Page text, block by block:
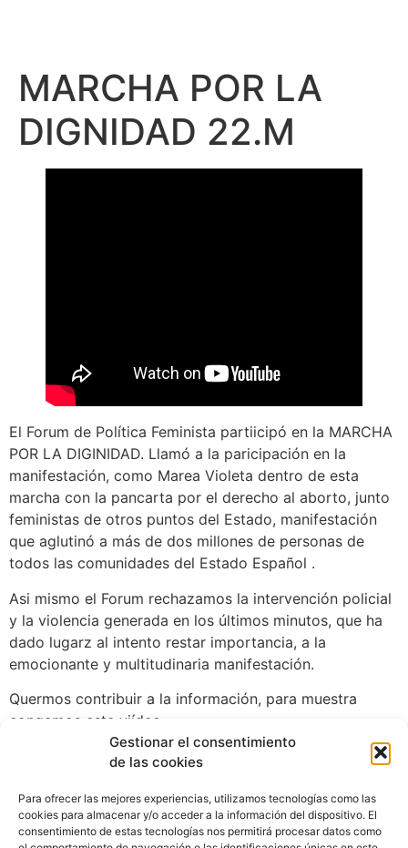
Gestionar el consentimiento
de las cookies
Para ofrecer las mejores experiencias, utilizamos tecnologías como las
cookies para almacenar y/o acceder a la información del dispositivo. El
consentimiento de estas tecnologías nos permitirá procesar datos como
MARCHA POR LA
DIGNIDAD 22.M
El Forum de Política Feminista partiicipó en la MARCHA
POR LA DIGINIDAD. Llamó a la paricipación en la
manifestación, como Marea Violeta dentro de esta
marcha con la pancarta por el derecho al aborto, junto
feministas de otros puntos del Estado, manifestación
que aglutinó a más de dos millones de personas de
todos las comunidades del Estado Español .
Asi mismo el Forum rechazamos la intervención policial
y la violencia generada en los últimos minutos, que ha
dado lugarz al intento restar importancia, a la
emocionante y multitudinaria manifestación.
Quermos contribuir a la información, para muestra
congamos este viídeo.